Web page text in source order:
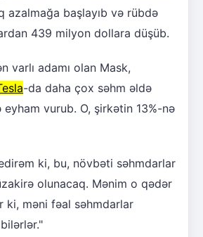
azalmağa başlayıb və rübdə
439 milyon dollara düşüb.
varlı adamı olan Mask,
-da daha çox səhm əldə
vurub. O, şirkətin 13%-nə
ki, bu, növbəti səhmdarlar
olunacaq. Mənim o qədər
ki, məni fəal səhmdarlar